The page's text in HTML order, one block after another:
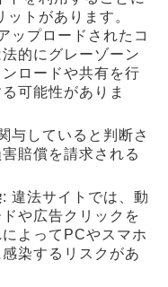
トがあります。
ップロードされたコ
的にグレーゾーン
ロードや共有を行
可能性がありま
与していると判断さ
賠償を請求される
: 違法サイトでは、動
や広告クリックを
よってPCやスマホ
染するリスクがあ